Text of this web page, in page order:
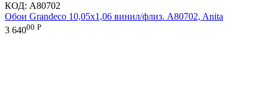
КОД: A80702
Обои Grandeco 10,05х1,06 винил/флиз. A80702, Anita
3 64000 Р